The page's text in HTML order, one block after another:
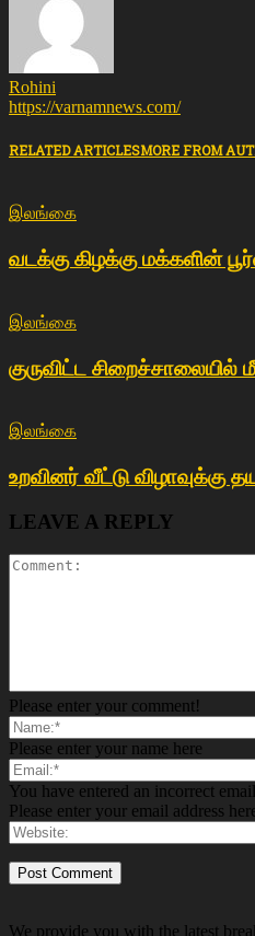
Rohini
https://varnamnews.com/
RELATED ARTICLESMORE FROM
இலங்கை
வடக்கு கிழக்கு மக்களின்
இலங்கை
குருவிட்ட
இலங்கை
உறவினர் வீட்டு விழாவுக்கு
LEAVE A REPLY
Please enter your comment!
Please enter your name here
You have entered an incorrect
Please enter your email address
We provide you with the latest